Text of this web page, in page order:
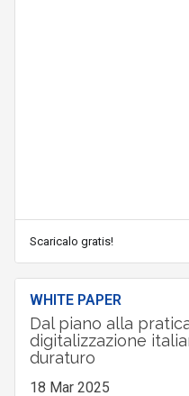
Scaricalo gratis!
WHITE PAPER
Dal piano alla
digitalizzazione
duraturo
18 Mar 2025